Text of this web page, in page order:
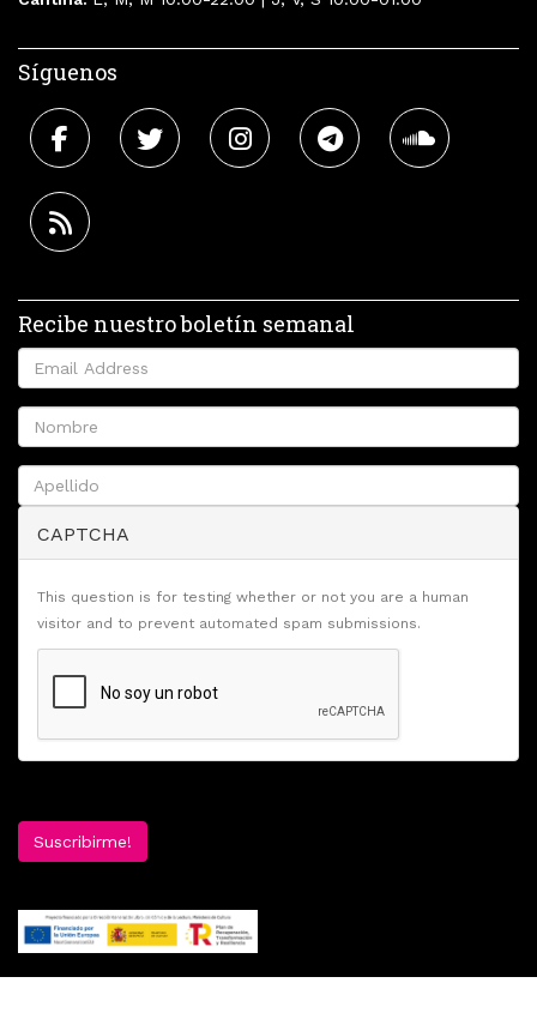
Síguenos
Recibe nuestro boletín semanal
CAPTCHA
This question is for testing whether or not you are a human
visitor and to prevent automated spam submissions.
Suscribirme!